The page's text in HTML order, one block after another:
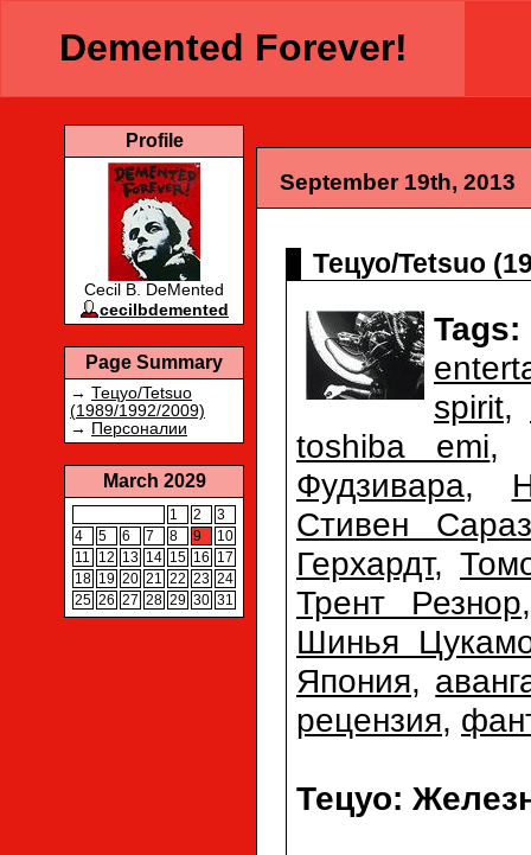
Demented Forever!
Profile
Cecil B. DeMented
cecilbdemented
Page Summary
→ Тецуо/Tetsuo
(1989/1992/2009)
→ Персоналии
March 2029
1 2
3
4
5 6 7 8 9
10
11
12 13 14 15 16
17
18 19 20 21 22 23 24
25 26 27 28 29 30 31
September 19th, 2013
Тецуо/Tetsuo
Tags:
spirit,
toshiba emi,
Фудзивара,
Стивен
Герхардт,
Трент Резнор
Шинья
Япония,
рецензия,
Тецуо: